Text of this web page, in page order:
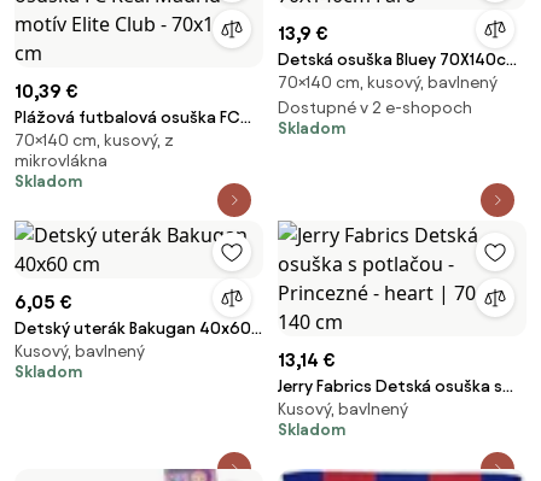
10,39 €
Plážová futbalová osuška FC
Real Madrid – motív Elite Club -
70x140 cm
70×140 cm, kusový, z
mikrovlákna
Skladom
13,9 €
Detská osuška Bluey 70X140cm
Faro
70×140 cm, kusový, bavlnený
Dostupné v 2 e-shopoch
Skladom
6,05 €
Detský uterák Bakugan 40x60
cm
Kusový, bavlnený
Skladom
13,14 €
Jerry Fabrics Detská osuška s
potlačou - Princezné - heart |
70 x 140 cm
Kusový, bavlnený
Skladom